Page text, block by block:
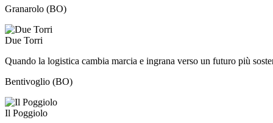
Granarolo (BO)
Due Torri
Quando la logistica cambia marcia e ingrana verso un futuro più
Bentivoglio (BO)
Il Poggiolo